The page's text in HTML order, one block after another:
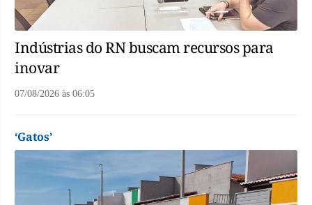
Indústrias do RN buscam recursos para
inovar
07/08/2026 às 06:05
‘Gatos’